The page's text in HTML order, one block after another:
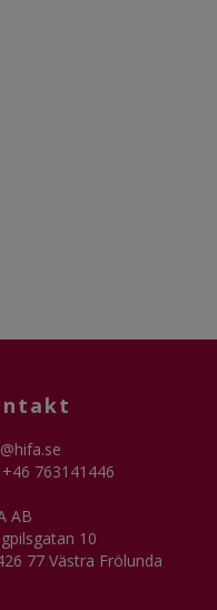
763141446
AB
10
77 Västra Frölunda